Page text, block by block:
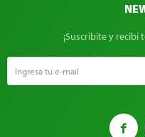

¡Suscribite y